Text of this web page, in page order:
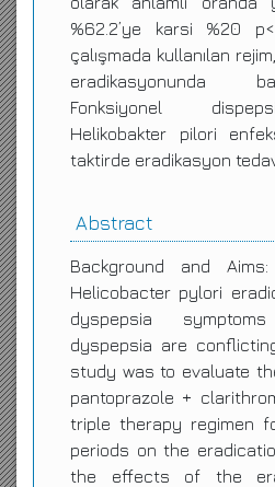
%62.2’ye karsi %20
çalışmada kullanılan
eradikasyonunda
Fonksiyonel
Helikobakter pilori
taktirde eradikasyon
Abstract
Background and
Helicobacter pylori
dyspepsia
dyspepsia are
study was to evaluate
pantoprazole +
triple therapy regimen
periods on the
the effects of the